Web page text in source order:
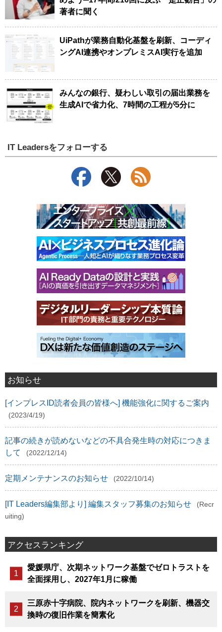
著者に聞く
UiPathが業務自動化基盤を刷新、コーディ
ングAI連携やオンプレミスAI実行を追加
みんなの銀行、疑わしい取引の届出業務を
生成AIで省力化、7時間の工程が5分に
IT Leadersをフォローする
お知らせ
[インプレスID読者会員の皆様へ] 機能強化に関するご案内
(2023/4/19)
記事の続きが読めないなどの不具合発生時の対応につきま
して
(2022/12/14)
定期メンテナンスのお知らせ (2022/10/14)
[IT Leaders編集部より] 編集スタッフ募集のお知らせ
(Recr
uiting)
アクセスランキング
愛媛県庁、次期ネットワーク基盤でゼロトラストを
全面採用し、2027年1月に稼働
三原赤十字病院、院内ネットワークを刷新、機器交
換時の復旧作業を簡素化